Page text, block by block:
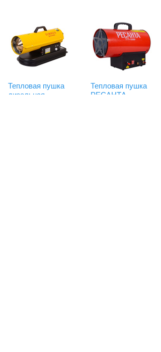
Тепловая пушка
дизельная
Тепловая пушка
РЕСАНТА